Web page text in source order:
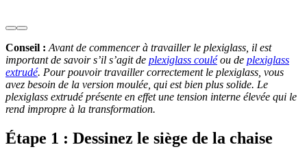
Conseil : Avant de commencer à travailler le plexiglass, il est
important de savoir s’il s’agit de plexiglass couléou de plexiglass
extrudé. Pour pouvoir travailler correctement le plexiglass, vous
avez besoin de la version moulée, qui est bien plus solide. Le
plexiglass extrudé présente en effet une tension interne élevée qui le
rend impropre à la transformation.
Étape 1 : Dessinez le siège de la chaise